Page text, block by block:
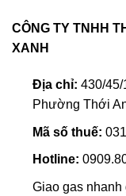
CÔNG TY TNHH
XANH
Địa chỉ: 430/
Phường Thới
Mã số thuế:
Hotline:
Giao gas nhanh